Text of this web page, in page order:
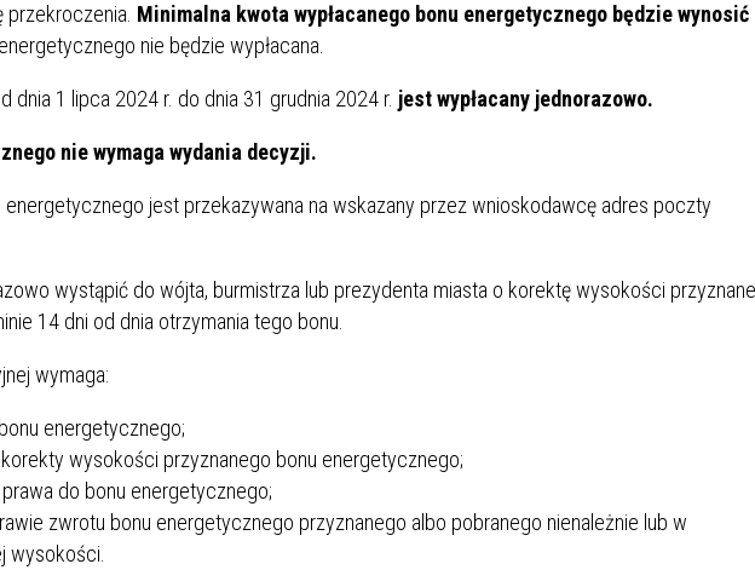
PRACA W WOJSKU JAKO
INFORMATYK – JAK ZOSTAĆ?
WYMAGANIA, ZAROBKI
BEZPŁATNY PORADNIK DLA
URZĄD KNF - XV EDYCJA
KONKURSU O NAGRODĘ
NAJLEPSZĄ PRACĘ DOKTORSKĄ Z
ZAKRESU RYNKU FINANSOWEGO
CENTRUM ZARZĄDZANIA
DOT.
Minimalna kwota wypłacanego bonu energetycznego będzie wynosić
nie będzie wypłacana.
dnia 1 lipca 2024 r. do dnia 31 grudnia 2024 r. jest wypłacany jednorazowo.
nie wymaga wydania decyzji.
energetycznego jest przekazywana na wskazany przez wnioskodawcę adres poczty
wystąpić do wójta, burmistrza lub prezydenta miasta o korektę wysokości
14 dni od dnia otrzymania tego bonu.
wymaga:
energetycznego;
wysokości przyznanego bonu energetycznego;
do bonu energetycznego;
zwrotu bonu energetycznego przyznanego albo pobranego nienależnie lub w
wysokości.